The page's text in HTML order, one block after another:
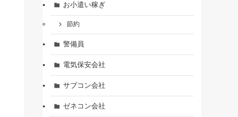
お小遣い稼ぎ
節約
警備員
電気保安会社
サブコン会社
ゼネコン会社